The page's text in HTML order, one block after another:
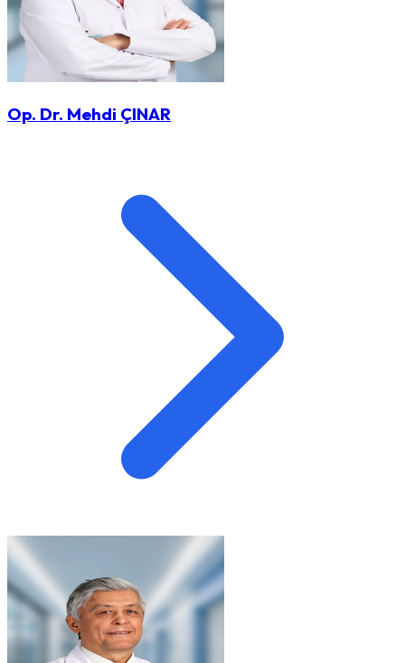
Op. Dr. Mehdi ÇINAR